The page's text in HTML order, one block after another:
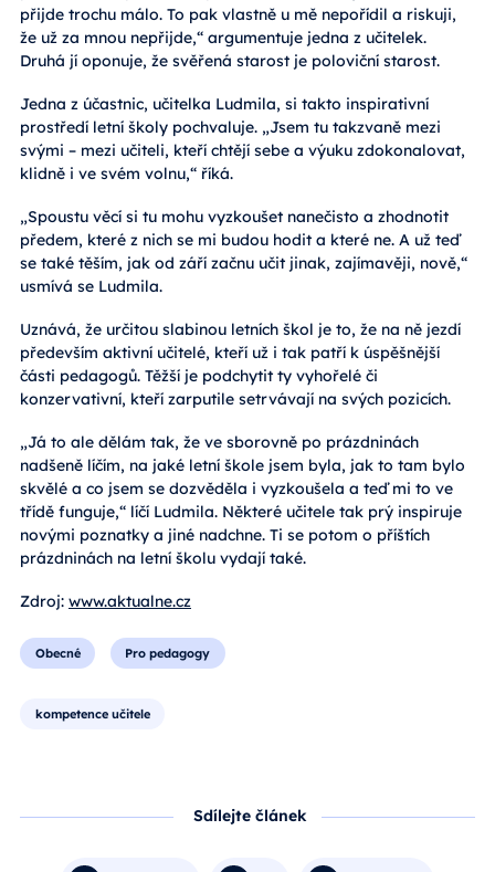
přijde trochu málo. To pak vlastně u mě nepořídil a riskuji,
že už za mnou nepřijde,“ argumentuje jedna z učitelek.
Druhá jí oponuje, že svěřená starost je poloviční starost.
Jedna z účastnic, učitelka Ludmila, si takto inspirativní
prostředí letní školy pochvaluje. „Jsem tu takzvaně mezi
svými – mezi učiteli, kteří chtějí sebe a výuku zdokonalovat,
klidně i ve svém volnu,“ říká.
„Spoustu věcí si tu mohu vyzkoušet nanečisto a zhodnotit
předem, které z nich se mi budou hodit a které ne. A už teď
se také těším, jak od září začnu učit jinak, zajímavěji, nově,“
usmívá se Ludmila.
Uznává, že určitou slabinou letních škol je to, že na ně jezdí
především aktivní učitelé, kteří už i tak patří k úspěšnější
části pedagogů. Těžší je podchytit ty vyhořelé či
konzervativní, kteří zarputile setrvávají na svých pozicích.
„Já to ale dělám tak, že ve sborovně po prázdninách
nadšeně líčím, na jaké letní škole jsem byla, jak to tam bylo
skvělé a co jsem se dozvěděla i vyzkoušela a teď mi to ve
třídě funguje,“ líčí Ludmila. Některé učitele tak prý inspiruje
novými poznatky a jiné nadchne. Ti se potom o příštích
prázdninách na letní školu vydají také.
Zdroj: www.aktualne.cz
Obecné Pro pedagogy
kompetence učitele
Sdílejte článek